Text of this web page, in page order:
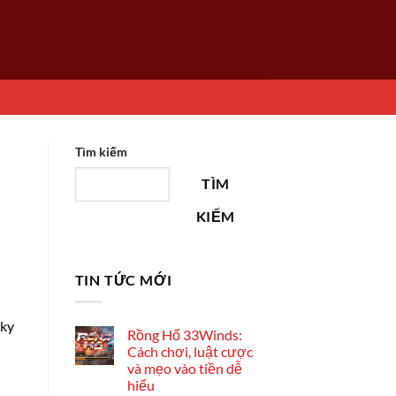
Tìm kiếm
TÌM
KIẾM
TIN TỨC MỚI
Rồng Hổ 33Winds:
Cách chơi, luật cược
và mẹo vào tiền dễ
hiểu